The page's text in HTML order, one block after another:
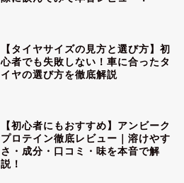
【タイヤサイズの見方と選び方】初
心者でも失敗しない！車に合ったタ
イヤの選び方を徹底解説
【初心者にもおすすめ】アンビーク
プロテイン徹底レビュー｜溶けやす
さ・成分・口コミ・味を本音で解
説！